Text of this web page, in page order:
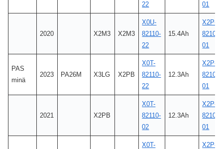
22
01
2020 X2M3 X2M3
X0U-
82110-
22
15.4Ah
X2P-
8210C-
01
PAS
minä
2023 PA26M X3LG X2PB
X0T-
82110-
22
12.3Ah
X2P-
8210C-
01
2021 X2PB
X0T-
82110-
02
12.3Ah
X2P-
8210C-
01
X0T-
X2P-